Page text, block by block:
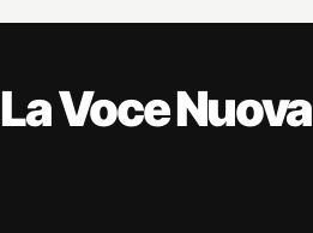
La Voce Nuova